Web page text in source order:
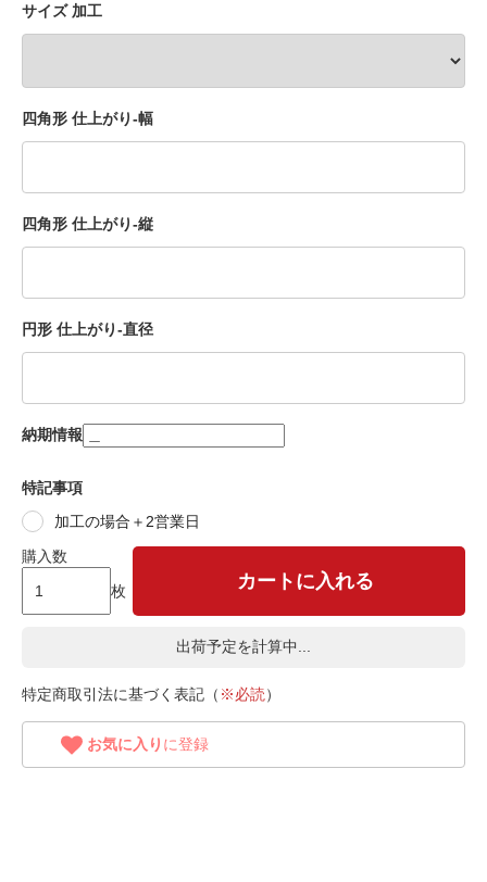
サイズ 加工
四角形 仕上がり-幅
四角形 仕上がり-縦
円形 仕上がり-直径
納期情報
特記事項
加工の場合＋2営業日
購入数
枚
カートに入れる
出荷予定を計算中...
特定商取引法に基づく表記（ ※必読）
お気に入り に登録